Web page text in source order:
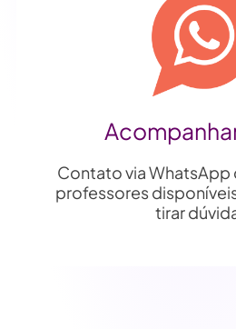
Contato via
professores
tirar